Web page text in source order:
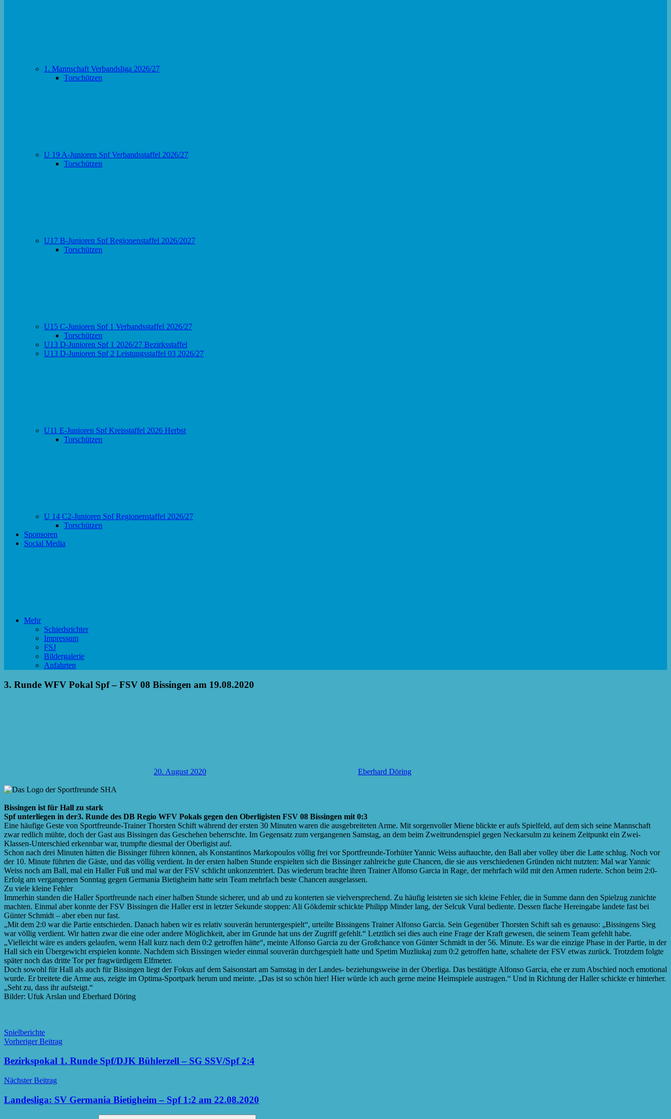
1. Mannschaft Verbandsliga 2026/27
Torschützen
U 19 A-Junioren Spf Verbandsstaffel 2026/27
Torschützen
U17 B-Junioren Spf Regionenstaffel 2026/2027
Torschützen
U15 C-Junioren Spf 1 Verbandsstaffel 2026/27
Torschützen
U13 D-Junioren Spf 1 2026/27 Bezirksstaffel
U13 D-Junioren Spf 2 Leistungsstaffel 03 2026/27
U11 E-Junioren Spf Kreisstaffel 2026 Herbst
Torschützen
U 14 C2-Junioren Spf Regionenstaffel 2026/27
Torschützen
Sponsoren
Social Media
Mehr
Schiedsrichter
Impressum
FSJ
Bildergalerie
Anfahrten
3. Runde WFV Pokal Spf – FSV 08 Bissingen am 19.08.2020
20. August 2020 Eberhard Döring
Bissingen ist für Hall zu stark
Spf unterliegen in der3. Runde des DB Regio WFV Pokals gegen den Oberligisten FSV 08 Bissingen mit 0:3
Eine häufige Geste von Sportfreunde-Trainer Thorsten Schift während der ersten 30 Minuten waren die ausgebreiteten Arme. Mit sorgenvoller Miene blickte er aufs Spielfeld, auf dem sich seine Mannschaft
zwar redlich mühte, doch der Gast aus Bissingen das Geschehen beherrschte. Im Gegensatz zum vergangenen Samstag, an dem beim Zweitrundenspiel gegen Neckarsulm zu keinem Zeitpunkt ein Zwei-
Klassen-Unterschied erkennbar war, trumpfte diesmal der Oberligist auf.
Schon nach drei Minuten hätten die Bissinger führen können, als Konstantinos Markopoulos völlig frei vor Sportfreunde-Torhüter Yannic Weiss auftauchte, den Ball aber volley über die Latte schlug. Noch vor
der 10. Minute führten die Gäste, und das völlig verdient. In der ersten halben Stunde erspielten sich die Bissinger zahlreiche gute Chancen, die sie aus verschiedenen Gründen nicht nutzten: Mal war Yannic
Weiss noch am Ball, mal ein Haller Fuß und mal war der FSV schlicht unkonzentriert. Das wiederum brachte ihren Trainer Alfonso Garcia in Rage, der mehrfach wild mit den Armen ruderte. Schon beim 2:0-
Erfolg am vergangenen Sonntag gegen Germania Bietigheim hatte sein Team mehrfach beste Chancen ausgelassen.
Zu viele kleine Fehler
Immerhin standen die Haller Sportfreunde nach einer halben Stunde sicherer, und ab und zu konterten sie vielversprechend. Zu häufig leisteten sie sich kleine Fehler, die in Summe dann den Spielzug zunichte
machten. Einmal aber konnte der FSV Bissingen die Haller erst in letzter Sekunde stoppen: Ali Gökdemir schickte Philipp Minder lang, der Selcuk Vural bediente. Dessen flache Hereingabe landete fast bei
Günter Schmidt – aber eben nur fast.
„Mit dem 2:0 war die Partie entschieden. Danach haben wir es relativ souverän heruntergespielt“, urteilte Bissingens Trainer Alfonso Garcia. Sein Gegenüber Thorsten Schift sah es genauso: „Bissingens Sieg
war völlig verdient. Wir hatten zwar die eine oder andere Möglichkeit, aber im Grunde hat uns der Zugriff gefehlt.“ Letztlich sei dies auch eine Frage der Kraft gewesen, die seinem Team gefehlt habe.
„Vielleicht wäre es anders gelaufen, wenn Hall kurz nach dem 0:2 getroffen hätte“, meinte Alfonso Garcia zu der Großchance von Günter Schmidt in der 56. Minute. Es war die einzige Phase in der Partie, in der
Hall sich ein Übergewicht erspielen konnte. Nachdem sich Bissingen wieder einmal souverän durchgespielt hatte und Spetim Muzliukaj zum 0:2 getroffen hatte, schaltete der FSV etwas zurück. Trotzdem folgte
später noch das dritte Tor per fragwürdigem Elfmeter.
Doch sowohl für Hall als auch für Bissingen liegt der Fokus auf dem Saisonstart am Samstag in der Landes- beziehungsweise in der Oberliga. Das bestätigte Alfonso Garcia, ehe er zum Abschied noch emotional
wurde. Er breitete die Arme aus, zeigte im Optima-Sportpark herum und meinte. „Das ist so schön hier! Hier würde ich auch gerne meine Heimspiele austragen.“ Und in Richtung der Haller schickte er hinterher.
„Seht zu, dass ihr aufsteigt.“
Bilder: Ufuk Arslan und Eberhard Döring
Spielberichte
Beitragsnavigation
Vorheriger Beitrag
Bezirkspokal 1. Runde Spf/DJK Bühlerzell – SG SSV/Spf 2:4
Nächster Beitrag
Landesliga: SV Germania Bietigheim – Spf 1:2 am 22.08.2020